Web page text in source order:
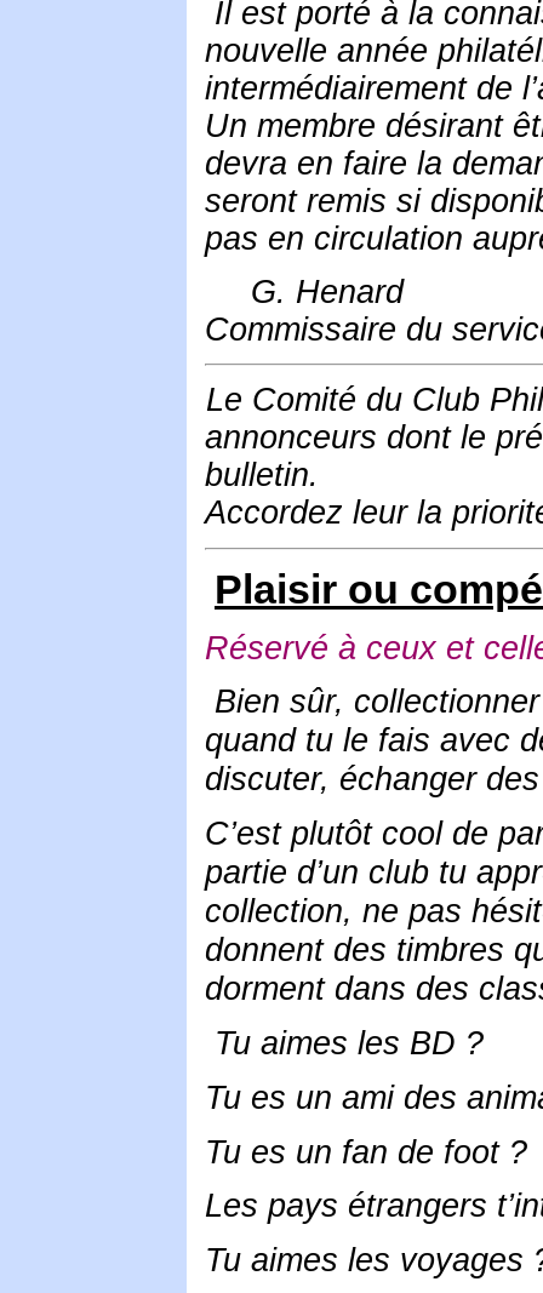
Il est porté à la
nouvelle année
intermédiairement de
Un membre désirant
devra en faire la
seront remis si
pas en circulation
G. Henard
Commissaire du
Le Comité du Club
annonceurs dont le
bulletin.
Accordez leur la
Plaisir ou
Réservé à ceux et
Bien sûr,
quand tu le fais avec
discuter, échanger
C’est plutôt cool de
partie d’un club tu
collection, ne pas
donnent des timbres
dorment dans des
Tu aimes les BD ?
Tu es un ami des
Tu es un fan de foot ?
Les pays étrangers
Tu aimes les voyages